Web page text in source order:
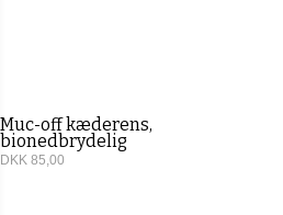
Muc-off kæderens,
bionedbrydelig
DKK 85,00